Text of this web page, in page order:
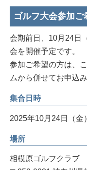
ゴルフ大会参加ご
会期前日、10月24日
会を開催予定です。
参加ご希望の方は、
ムから併せてお申込
集合日時
2025年10月24日（金
場所
相模原ゴルフクラブ